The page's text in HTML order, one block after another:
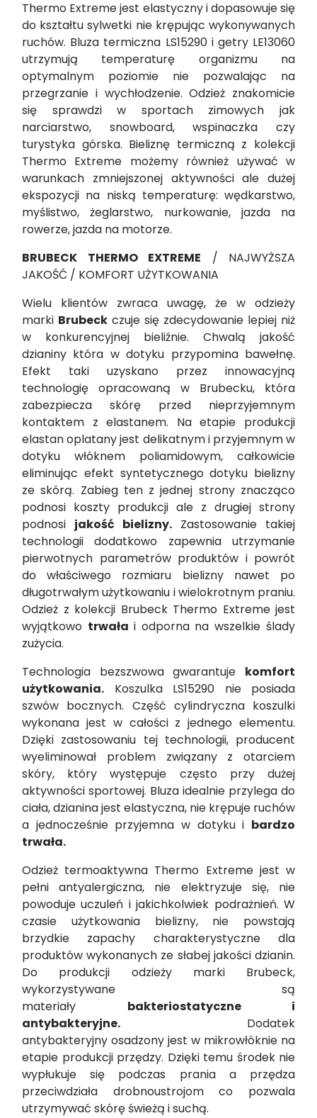
Thermo Extreme jest elastyczny i dopasowuje się
do kształtu sylwetki nie krępując wykonywanych
ruchów. Bluza termiczna LS15290 i getry LE13060
utrzymują temperaturę organizmu na
optymalnym poziomie nie pozwalając na
przegrzanie i wychłodzenie. Odzież znakomicie
się sprawdzi w sportach zimowych jak
narciarstwo, snowboard, wspinaczka czy
turystyka górska. Bieliznę termiczną z kolekcji
Thermo Extreme możemy również używać w
warunkach zmniejszonej aktywności ale dużej
ekspozycji na niską temperaturę: wędkarstwo,
myślistwo, żeglarstwo, nurkowanie, jazda na
rowerze, jazda na motorze.
BRUBECK THERMO EXTREME / NAJWYŻSZA
JAKOŚĆ / KOMFORT UŻYTKOWANIA
Wielu klientów zwraca uwagę, że w odzieży
marki Brubeck czuje się zdecydowanie lepiej niż
w konkurencyjnej bieliźnie. Chwalą jakość
dzianiny która w dotyku przypomina bawełnę.
Efekt taki uzyskano przez innowacyjną
technologię opracowaną w Brubecku, która
zabezpiecza skórę przed nieprzyjemnym
kontaktem z elastanem. Na etapie produkcji
elastan oplatany jest delikatnym i przyjemnym w
dotyku włóknem poliamidowym, całkowicie
eliminując efekt syntetycznego dotyku bielizny
ze skórą. Zabieg ten z jednej strony znacząco
podnosi koszty produkcji ale z drugiej strony
podnosi jakość bielizny. Zastosowanie takiej
technologii dodatkowo zapewnia utrzymanie
pierwotnych parametrów produktów i powrót
do właściwego rozmiaru bielizny nawet po
długotrwałym użytkowaniu i wielokrotnym praniu.
Odzież z kolekcji Brubeck Thermo Extreme jest
wyjątkowo trwała i odporna na wszelkie ślady
zużycia.
Technologia bezszwowa gwarantuje komfort
użytkowania. Koszulka LS15290 nie posiada
szwów bocznych. Część cylindryczna koszulki
wykonana jest w całości z jednego elementu.
Dzięki zastosowaniu tej technologii, producent
wyeliminował problem związany z otarciem
skóry, który występuje często przy dużej
aktywności sportowej. Bluza idealnie przylega do
ciała, dzianina jest elastyczna, nie krępuje ruchów
a jednocześnie przyjemna w dotyku i bardzo
trwała.
Odzież termoaktywna Thermo Extreme jest w
pełni antyalergiczna, nie elektryzuje się, nie
powoduje uczuleń i jakichkolwiek podrażnień. W
czasie użytkowania bielizny, nie powstają
brzydkie zapachy charakterystyczne dla
produktów wykonanych ze słabej jakości dzianin.
Do produkcji odzieży marki Brubeck,
wykorzystywane są
materiały bakteriostatyczne i
antybakteryjne. Dodatek
antybakteryjny osadzony jest w mikrowłóknie na
etapie produkcji przędzy. Dzięki temu środek nie
wypłukuje się podczas prania a przędza
przeciwdziała drobnoustrojom co pozwala
utrzymywać skórę świeżą i suchą.